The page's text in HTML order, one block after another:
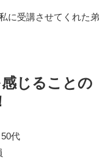
に受講させてくれた弟
じることの
代